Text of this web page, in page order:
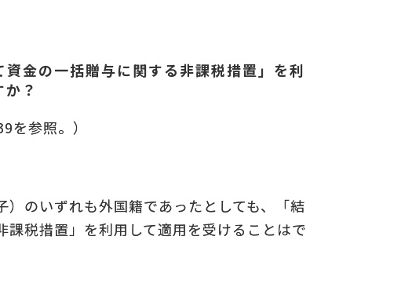
金の一括贈与に関する非課税措置」を利
？
を参照。）
のいずれも外国籍であったとしても、「結
税措置」を利用して適用を受けることはで